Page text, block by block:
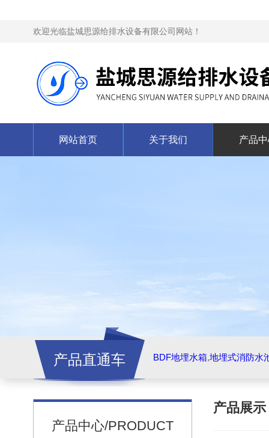
欢迎光临盐城思源给排水设备有限公司网站！
网站首页 关于我们 产品
产品直通车 BDF地埋水箱,地埋式消防水
产品中心/PRODUCT
产品展示